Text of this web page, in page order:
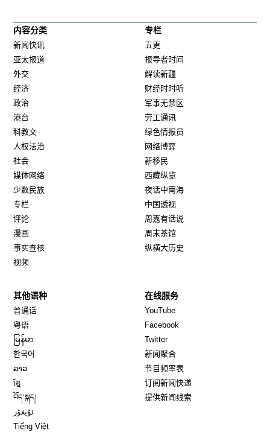
内容分类
新闻快讯
亚太报道
外交
经济
政治
港台
科教文
人权法治
社会
媒体网络
少数民族
专栏
评论
漫画
事实查核
视频
专栏
五更
报导者时间
解读新疆
财经时时听
军事无禁区
劳工通讯
绿色情报员
网络博弈
新移民
西藏纵览
夜话中南海
中国透视
周嘉有话说
周末茶馆
纵横大历史
其他语种
普通话
粤语
မြန်မာ
한국어
ລາວ
ខ្មែ
བོད་སྐད།
ئۇيغۇر
Tiếng Việt
在线服务
YouTube
Facebook
TwitterOpens in new window
新闻聚合
节目频率表
订阅新闻快递
提供新闻线索